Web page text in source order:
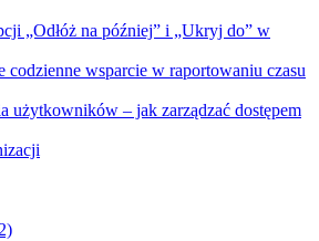
„Odłóż na później” i „Ukryj do” w
wsparcie w raportowaniu czasu
użytkowników – jak zarządzać dostępem